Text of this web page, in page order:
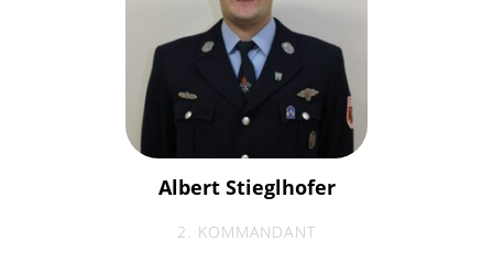
Albert Stieglhofer
2. KOMMANDANT